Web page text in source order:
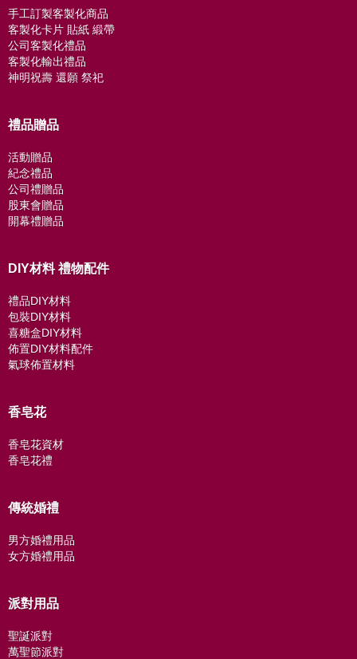
手工訂製客製化商品
客製化卡片 貼紙 緞帶
公司客製化禮品
客製化輸出禮品
神明祝壽 還願 祭祀
禮品贈品
活動贈品
紀念禮品
公司禮贈品
股東會贈品
開幕禮贈品
DIY材料 禮物配件
禮品DIY材料
包裝DIY材料
喜糖盒DIY材料
佈置DIY材料配件
氣球佈置材料
香皂花
香皂花資材
香皂花禮
傳統婚禮
男方婚禮用品
女方婚禮用品
派對用品
聖誕派對
萬聖節派對